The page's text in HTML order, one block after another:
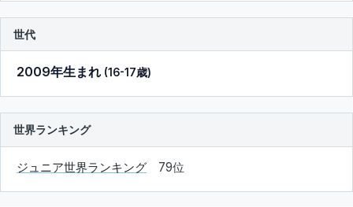
世代
2009年生まれ (16-17歳)
世界ランキング
ジュニア世界ランキング 79位